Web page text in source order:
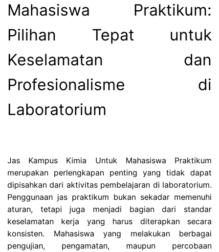
Mahasiswa Praktikum:
Pilihan Tepat untuk
Keselamatan dan
Profesionalisme di
Laboratorium
Jas Kampus Kimia Untuk Mahasiswa Praktikum
merupakan perlengkapan penting yang tidak dapat
dipisahkan dari aktivitas pembelajaran di laboratorium.
Penggunaan jas praktikum bukan sekadar memenuhi
aturan, tetapi juga menjadi bagian dari standar
keselamatan kerja yang harus diterapkan secara
konsisten. Mahasiswa yang melakukan berbagai
pengujian, pengamatan, maupun percobaan